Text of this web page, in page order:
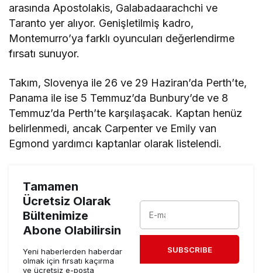
arasında Apostolakis, Galabadaarachchi ve
Taranto yer alıyor. Genişletilmiş kadro,
Montemurro’ya farklı oyuncuları değerlendirme
fırsatı sunuyor.
Takım, Slovenya ile 26 ve 29 Haziran’da Perth’te,
Panama ile ise 5 Temmuz’da Bunbury’de ve 8
Temmuz’da Perth’te karşılaşacak. Kaptan henüz
belirlenmedi, ancak Carpenter ve Emily van
Egmond yardımcı kaptanlar olarak listelendi.
Tamamen
Ücretsiz Olarak
Bültenimize
Abone Olabilirsin
Yeni haberlerden haberdar
olmak için fırsatı kaçırma
ve ücretsiz e-posta
SUBSCRIBE